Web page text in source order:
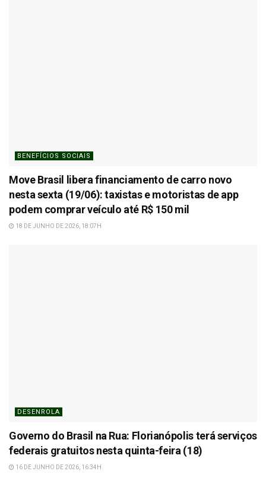
BENEFÍCIOS SOCIAIS
Move Brasil libera financiamento de carro novo
nesta sexta (19/06): taxistas e motoristas de app
podem comprar veículo até R$ 150 mil
18 DE JUNHO DE 2026, 18:07H
DESENROLA
Governo do Brasil na Rua: Florianópolis terá serviços
federais gratuitos nesta quinta-feira (18)
16 DE JUNHO DE 2026, 16:34H